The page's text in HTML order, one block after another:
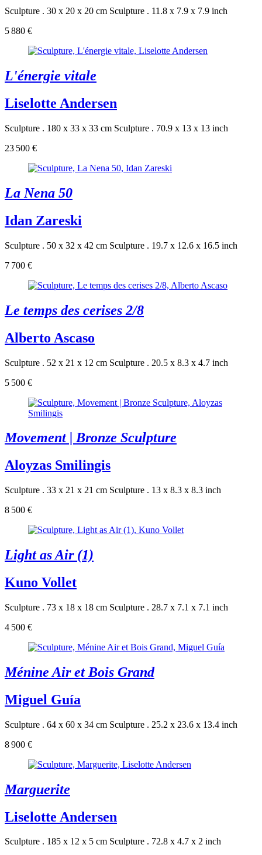
Sculpture . 30 x 20 x 20 cm Sculpture . 11.8 x 7.9 x 7.9 inch
5 880 €
L'énergie vitale
Liselotte Andersen
Sculpture . 180 x 33 x 33 cm Sculpture . 70.9 x 13 x 13 inch
23 500 €
La Nena 50
Idan Zareski
Sculpture . 50 x 32 x 42 cm Sculpture . 19.7 x 12.6 x 16.5 inch
7 700 €
Le temps des cerises 2/8
Alberto Ascaso
Sculpture . 52 x 21 x 12 cm Sculpture . 20.5 x 8.3 x 4.7 inch
5 500 €
Movement | Bronze Sculpture
Aloyzas Smilingis
Sculpture . 33 x 21 x 21 cm Sculpture . 13 x 8.3 x 8.3 inch
8 500 €
Light as Air (1)
Kuno Vollet
Sculpture . 73 x 18 x 18 cm Sculpture . 28.7 x 7.1 x 7.1 inch
4 500 €
Ménine Air et Bois Grand
Miguel Guía
Sculpture . 64 x 60 x 34 cm Sculpture . 25.2 x 23.6 x 13.4 inch
8 900 €
Marguerite
Liselotte Andersen
Sculpture . 185 x 12 x 5 cm Sculpture . 72.8 x 4.7 x 2 inch